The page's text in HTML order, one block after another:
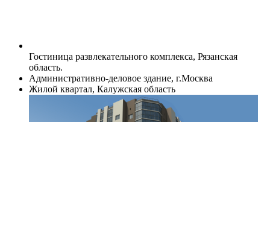
Гостиница развлекательного комплекса, Рязанская
область.
Административно-деловое здание, г.Москва
Жилой квартал, Калужская область